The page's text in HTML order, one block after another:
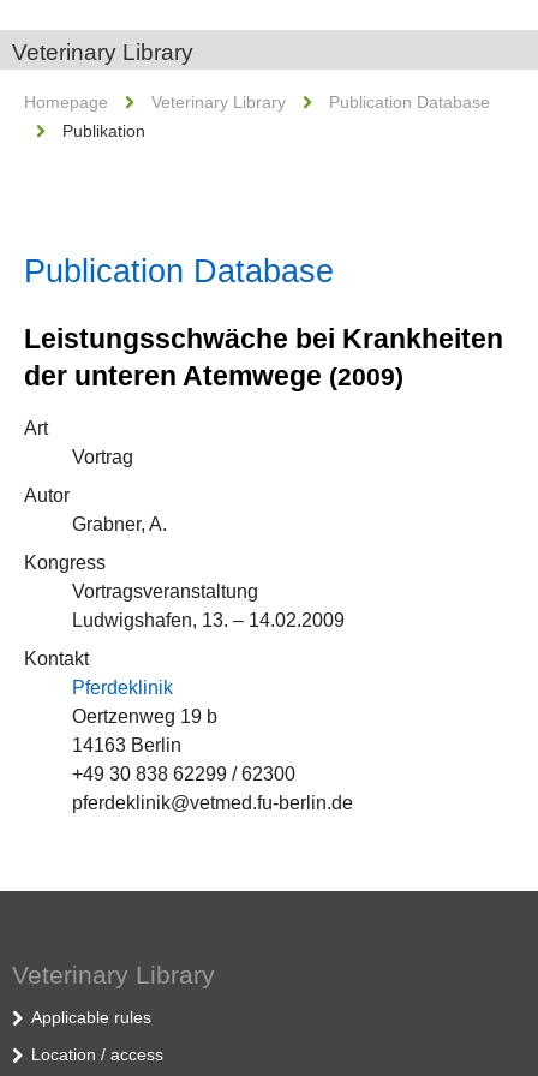
Veterinary Library
Homepage Veterinary Library
Publication Database
Publikation
Publication Database
Leistungsschwäche bei Krankheiten
der unteren Atemwege (2009)
Art
Vortrag
Autor
Grabner, A.
Kongress
Vortragsveranstaltung
Ludwigshafen, 13. – 14.02.2009
Kontakt
Pferdeklinik
Oertzenweg 19 b
14163 Berlin
+49 30 838 62299 / 62300
pferdeklinik@vetmed.fu-berlin.de
Veterinary Library
Applicable rules
Location / access